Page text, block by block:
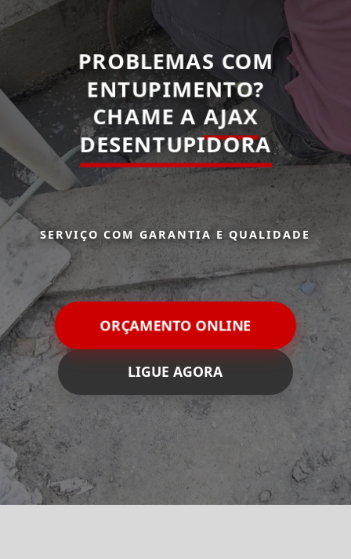
PROBLEMAS COM
ENTUPIMENTO?
CHAME A AJAX
DESENTUPIDORA
SERVIÇO COM GARANTIA E QUALIDADE
ORÇAMENTO ONLINE
LIGUE AGORA